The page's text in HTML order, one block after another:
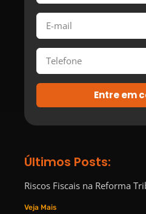
Entre em
Últimos Posts:
Riscos Fiscais na Reforma
Veja Mais